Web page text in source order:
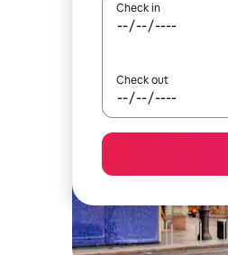
Check in
Check out